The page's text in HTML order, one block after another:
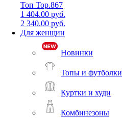
Топ Top.867
1 404.00 руб.
2 340.00 руб.
Для женщин
Новинки
Топы и футболки
Куртки и худи
Комбинезоны